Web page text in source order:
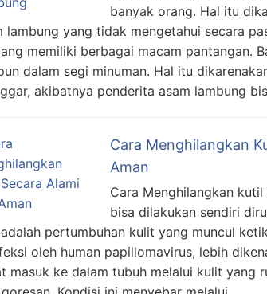
banyak orang. Hal itu
lambung yang tidak mengetahui secara
memiliki berbagai macam pantangan.
dalam segi minuman. Hal itu
akibatnya penderita asam lambung
Cara Menghilangkan
Aman
Cara Menghilangkan
bisa dilakukan sendiri
pertumbuhan kulit yang muncul
oleh human papillomavirus, lebih
masuk ke dalam tubuh melalui kulit yang